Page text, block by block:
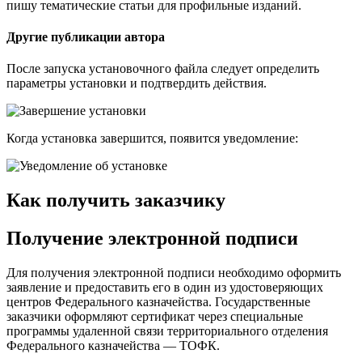
пишу тематические статьи для профильные изданий.
Другие публикации автора
После запуска установочного файла следует определить
параметры установки и подтвердить действия.
Когда установка завершится, появится уведомление:
Как получить заказчику
Получение электронной подписи
Для получения электронной подписи необходимо оформить
заявление и предоставить его в один из удостоверяющих
центров Федерального казначейства. Государственные
заказчики оформляют сертификат через специальные
программы удаленной связи территориального отделения
Федерального казначейства — ТОФК.